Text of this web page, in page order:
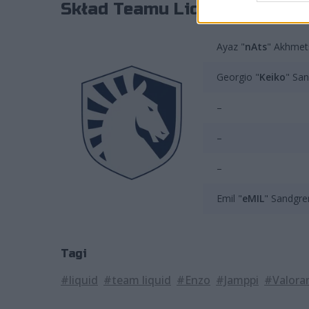
Skład Teamu Liquid
Ayaz "nAts"
Georgio "Keiko"
–
–
–
Emil "eMIL"
Tagi
#liquid #team liquid #Enzo #Jamppi